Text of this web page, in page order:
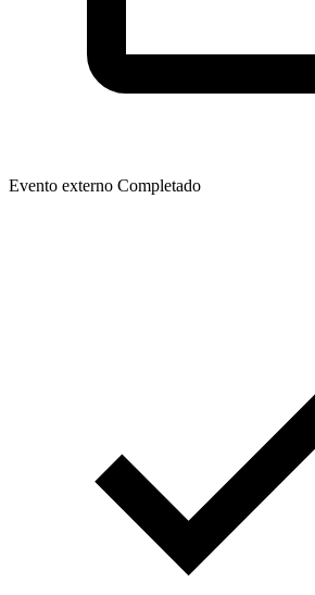
Evento externo Completado